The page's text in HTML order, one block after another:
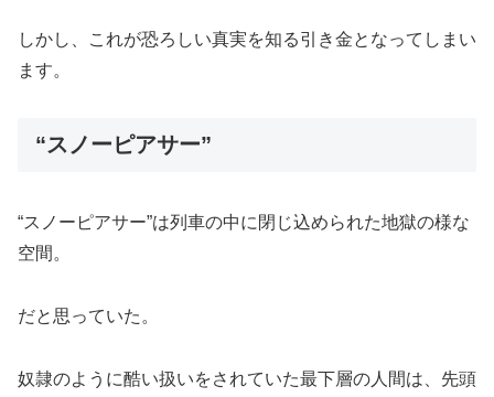
しかし、これが恐ろしい真実を知る引き金となってしまい
ます。
“スノーピアサー”
“スノーピアサー”は列車の中に閉じ込められた地獄の様な
空間。
だと思っていた。
奴隷のように酷い扱いをされていた最下層の人間は、先頭